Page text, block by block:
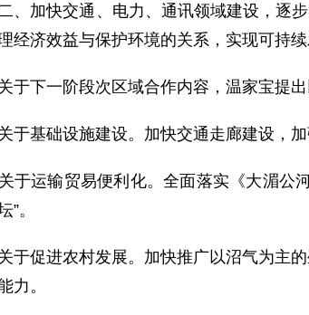
、加快交通、电力、通讯领域建设，逐
经济效益与保护环境的关系，实现可持续
下一阶段次区域合作内容，温家宝提出
基础设施建设。加快交通走廊建设，加
运输贸易便利化。全面落实《大湄公河
”。
促进农村发展。加快推广以沼气为主的
力。